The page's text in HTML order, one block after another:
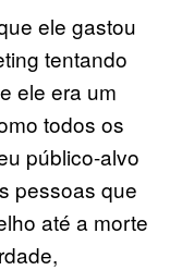
ele gastou
tentando
ele era um
todos os
público-alvo
pessoas que
até a morte